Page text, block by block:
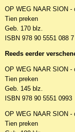
OP WEG NAAR SION -
Tien preken
Geb. 170 blz.
ISBN 978 90 5551 088 7
Reeds eerder
OP WEG NAAR SION -
Tien preken
Geb. 145 blz.
ISBN 978 90 5551 0993
OP WEG NAAR SION -
Tien preken